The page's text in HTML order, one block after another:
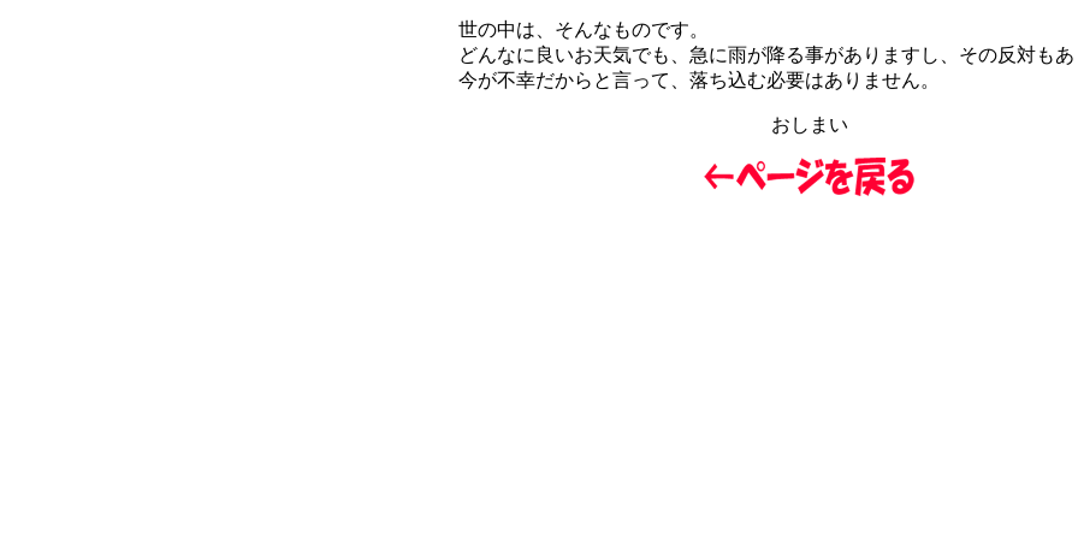
世の中は、そんなものです。
どんなに良いお天気でも、急に雨が降る事がありますし、その反対もあ
今が不幸だからと言って、落ち込む必要はありません。
おしまい